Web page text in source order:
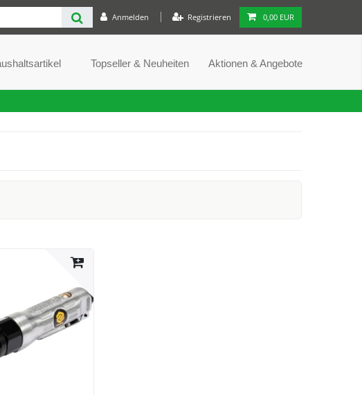
Anmelden Registrieren 0,00 EUR
Topseller & Neuheiten Aktionen & Angebote